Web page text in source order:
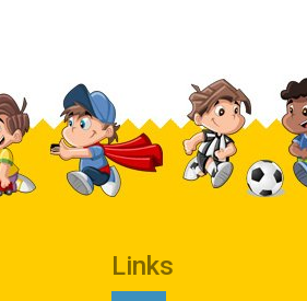
Links